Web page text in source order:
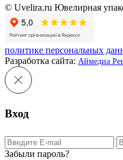
© Uvelira.ru Ювелирная
политике персональных
Разработка сайта: Аймедиа
Вход
Забыли пароль?